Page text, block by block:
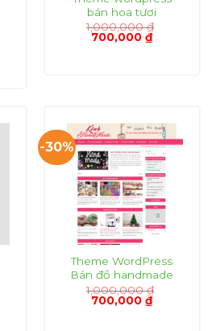
bán hoa tươi
1,000,000₫
Giá
700,000₫Giá
hiện
-30%
Theme WordPress
Bán đồ handmade
1,000,000₫
Giá
700,000₫Giá
hiện